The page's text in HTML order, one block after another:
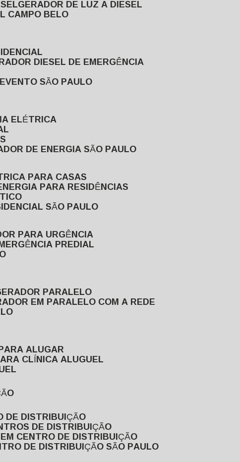
GERADOR DE LUZ A DIESEL
CAMPO BELO
DIESEL DE EMERGÊNCIA
SÃO PAULO
ELÉTRICA
DE ENERGIA SÃO PAULO
PARA CASAS
PARA RESIDÊNCIAS
SÃO PAULO
PARA URGÊNCIA
PREDIAL
GERADOR PARALELO
EM PARALELO COM A REDE
ALUGAR
CLÍNICA ALUGUEL
DE DISTRIBUIÇÃO
DE DISTRIBUIÇÃO
CENTRO DE DISTRIBUIÇÃO
DE DISTRIBUIÇÃO SÃO PAULO